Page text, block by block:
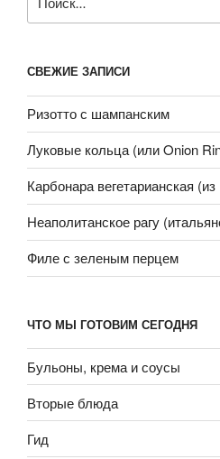
СВЕЖИЕ ЗАПИСИ
Ризотто с шампанским
Луковые кольца (или Onion
Карбонара вегетарианская
Неаполитанское рагу
Филе с зеленым перцем
ЧТО МЫ ГОТОВИМ СЕГОДНЯ
Бульоны, крема и соусы
Вторые блюда
Гид